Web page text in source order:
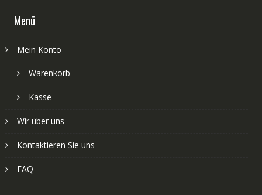
Menü
Mein Konto
Warenkorb
Kasse
Wir über uns
Kontaktieren Sie uns
FAQ